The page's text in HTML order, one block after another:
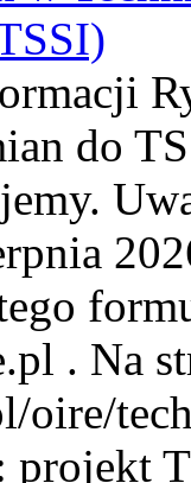
do
. Na
oire/